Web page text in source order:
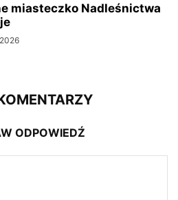
miasteczko Nadleśnictwa
ODPOWIEDŹ